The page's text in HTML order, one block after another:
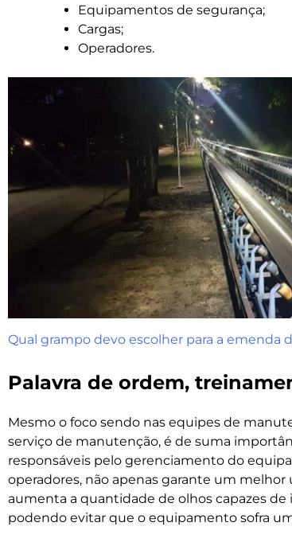
Equipamentos de segurança;
Cargas;
Operadores.
Qual grampo devo escolher para a emenda
Palavra de ordem,
Mesmo o foco sendo nas equipes de
serviço de manutenção, é de suma
responsáveis pelo gerenciamento do
operadores, não apenas garante um
aumenta a quantidade de olhos capazes
podendo evitar que o equipamento sofra